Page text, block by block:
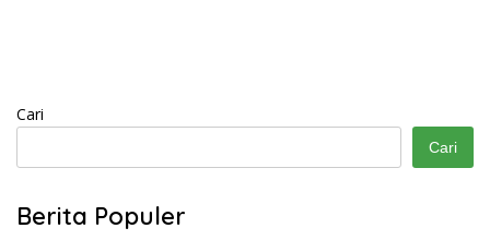
Cari
Cari
Berita Populer